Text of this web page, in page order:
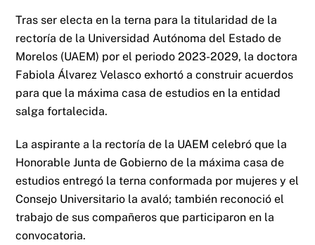
Tras ser electa en la terna para la titularidad de la
rectoría de la Universidad Autónoma del Estado de
Morelos (UAEM) por el periodo 2023-2029, la doctora
Fabiola Álvarez Velasco exhortó a construir acuerdos
para que la máxima casa de estudios en la entidad
salga fortalecida.
La aspirante a la rectoría de la UAEM celebró que la
Honorable Junta de Gobierno de la máxima casa de
estudios entregó la terna conformada por mujeres y el
Consejo Universitario la avaló; también reconoció el
trabajo de sus compañeros que participaron en la
convocatoria.